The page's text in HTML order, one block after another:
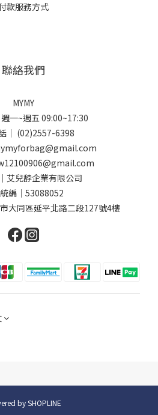
款服務方式
聯絡我們
MYMY
一~週五 09:00~17:30
｜ (02)2557-6398
艾兒馞企業有限公司
編｜53088052
大同區延平北路二段127號4樓
by SHOPLINE